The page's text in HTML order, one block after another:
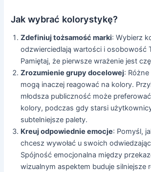
Jak wybrać kolorystykę?
Zdefiniuj tożsamość marki: Wybierz
odzwierciedlają wartości i osobowość
Pamiętaj, że pierwsze wrażenie jest
Zrozumienie grupy docelowej:
mogą inaczej reagować na kolory.
młodsza publiczność może
kolory, podczas gdy starsi
subtelniejsze palety.
Kreuj odpowiednie emocje: Pomyśl,
chcesz wywołać u swoich
Spójność emocjonalna między
wizualnym aspektem buduje silniejsze